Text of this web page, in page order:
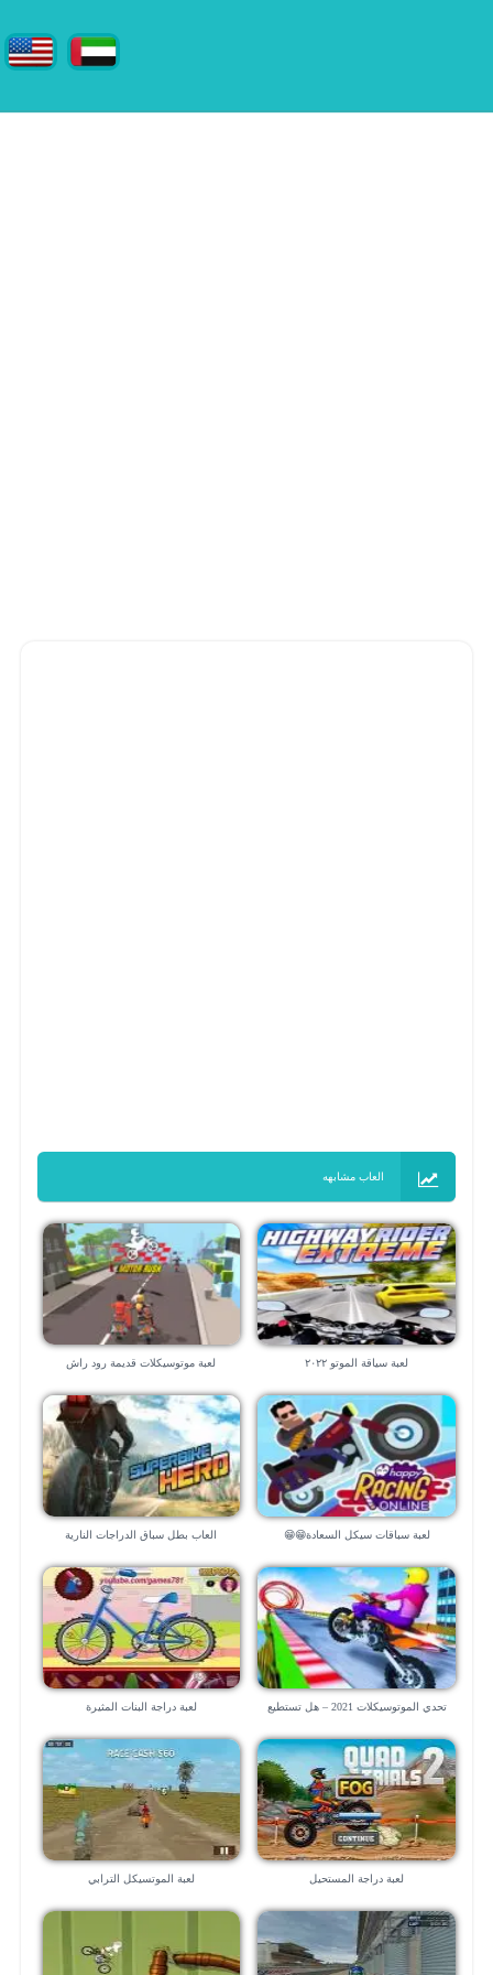
العاب مشابهه
لعبة سياقة الموتو ٢٠٢٢ لعبة موتوسيكلات قديمة رود راش
لعبة سباقات سيكل السعادة😁😁 العاب بطل سباق الدراجات النارية
تحدي الموتوسيكلات 2021 – هل تستطيع
لعبة دراجة البنات المثيرة
لعبة دراجة المستحيل لعبة الموتسيكل الترابي